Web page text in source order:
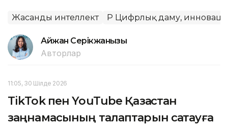
Жасанды интеллект ҚР Цифрлық даму,
Айжан Серікжанқызы
Авторлар
11:05, 30 Шілде 2026
TikTok пен YouTube Қазақстан
заңнамасының талаптарын сақтауға